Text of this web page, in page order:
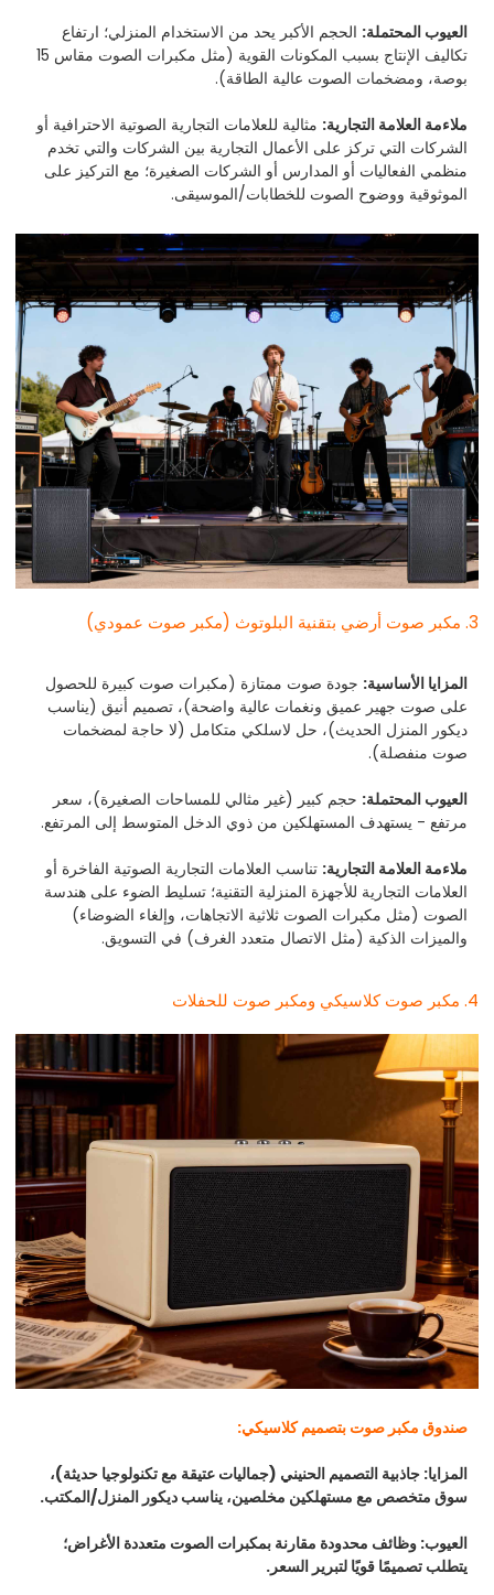
العيوب المحتملة: الحجم الأكبر يحد من الاستخدام المنزلي؛ ارتفاع
تكاليف الإنتاج بسبب المكونات القوية (مثل مكبرات الصوت مقاس 15
بوصة، ومضخمات الصوت عالية الطاقة).
ملاءمة العلامة التجارية: مثالية للعلامات التجارية الصوتية الاحترافية أو
الشركات التي تركز على الأعمال التجارية بين الشركات والتي تخدم
منظمي الفعاليات أو المدارس أو الشركات الصغيرة؛ مع التركيز على
الموثوقية ووضوح الصوت للخطابات/الموسيقى.
3. مكبر صوت أرضي بتقنية البلوتوث (مكبر صوت عمودي)
المزايا الأساسية: جودة صوت ممتازة (مكبرات صوت كبيرة للحصول
على صوت جهير عميق ونغمات عالية واضحة)، تصميم أنيق (يناسب
ديكور المنزل الحديث)، حل لاسلكي متكامل (لا حاجة لمضخمات
صوت منفصلة).
العيوب المحتملة: حجم كبير (غير مثالي للمساحات الصغيرة)، سعر
مرتفع - يستهدف المستهلكين من ذوي الدخل المتوسط إلى المرتفع.
ملاءمة العلامة التجارية: تناسب العلامات التجارية الصوتية الفاخرة أو
العلامات التجارية للأجهزة المنزلية التقنية؛ تسليط الضوء على هندسة
الصوت (مثل مكبرات الصوت ثلاثية الاتجاهات، وإلغاء الضوضاء)
والميزات الذكية (مثل الاتصال متعدد الغرف) في التسويق.
4. مكبر صوت كلاسيكي ومكبر صوت للحفلات
صندوق مكبر صوت بتصميم كلاسيكي:
المزايا: جاذبية التصميم الحنيني (جماليات عتيقة مع تكنولوجيا حديثة)،
سوق متخصص مع مستهلكين مخلصين، يناسب ديكور المنزل/المكتب.
العيوب: وظائف محدودة مقارنة بمكبرات الصوت متعددة الأغراض؛
يتطلب تصميمًا قويًا لتبرير السعر.